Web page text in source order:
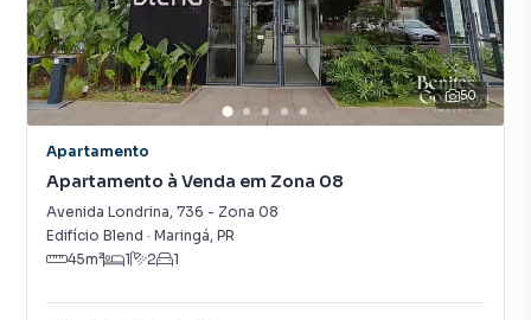
50
Apartamento
Apartamento à Venda em Zona 08
Avenida Londrina, 736 - Zona 08
Edifício Blend · Maringá, PR
45m² 1 2 1